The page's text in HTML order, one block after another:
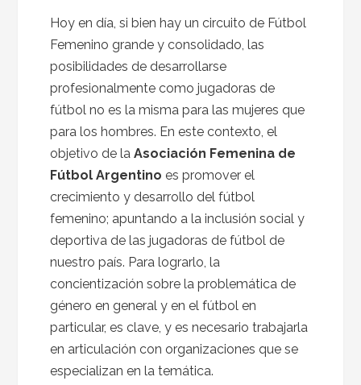
Hoy en día, si bien hay un circuito de Fútbol
Femenino grande y consolidado, las
posibilidades de desarrollarse
profesionalmente como jugadoras de
fútbol no es la misma para las mujeres que
para los hombres. En este contexto, el
objetivo de laAsociación Femenina de
Fútbol Argentino es promover el
crecimiento y desarrollo del fútbol
femenino; apuntando a la inclusión social y
deportiva de las jugadoras de fútbol de
nuestro país. Para lograrlo, la
concientización sobre la problemática de
género en general y en el fútbol en
particular, es clave, y es necesario trabajarla
en articulación con organizaciones que se
especializan en la temática.